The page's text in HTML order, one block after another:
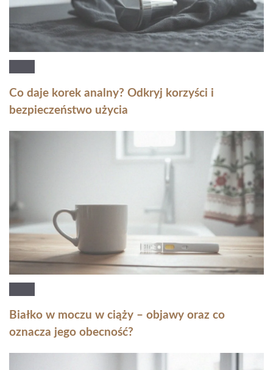
Co daje korek analny? Odkryj korzyści i
bezpieczeństwo użycia
Białko w moczu w ciąży – objawy oraz co
oznacza jego obecność?